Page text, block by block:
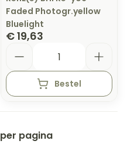
Faded Photogr.yellow
Bluelight
€ 19,63
Bestel
per pagina